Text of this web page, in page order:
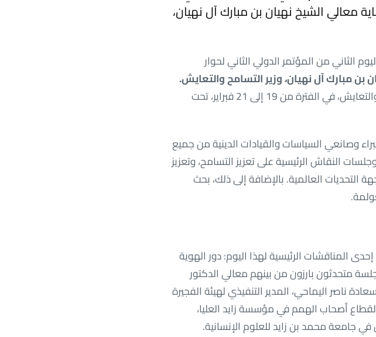
معالي الشيخ نهيان بن مبارك آل نهيان،
الثاني من المؤتمر الدولي الثاني لحوار
بن مبارك آل نهيان، وزير التسامح والتعايش.
انعقد المؤتمر، الذي تم تنظيمه بالتعاون مع وزارة التسامح والتعايش، في الفترة من 19 إلى 21 فبراير، تحت
وصانعي السياسات والقيادات الدينية من جميع
النقاش الرئيسية على تعزيز التسامح، وتعزيز
التحديات العالمية. بالإضافة إلى ذلك، بحث
المناقشات الرئيسية لهذا اليوم: دور الهوية
متحدثون بارزون من بينهم معالي الدكتور
ناصر اليماحي، المدير التنفيذي لهيئة الفجيرة
لقطاع أصحاب الهمم في مؤسسة زايد العليا،
جامعة محمد بن زايد للعلوم الإنسانية.